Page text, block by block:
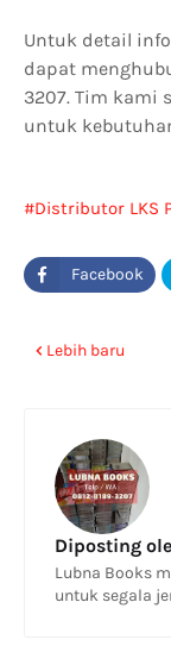
Untuk detail
dapat
3207. Tim kami
untuk
Distributor LKS
Lebih baru
Diposting
Lubna Books
untuk segala